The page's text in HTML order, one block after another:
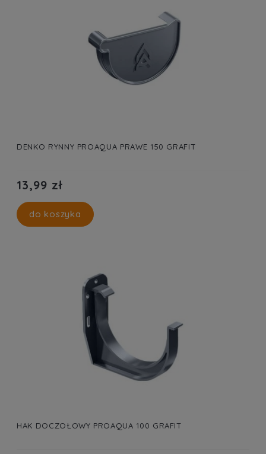
DENKO RYNNY PROAQUA PRAWE 150 GRAFIT
13,99 zł
do koszyka
HAK DOCZOŁOWY PROAQUA 100 GRAFIT